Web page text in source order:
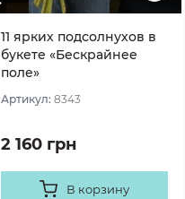
11 ярких подсолнухов в
букете «Бескрайнее
поле»
Артикул: 8343
2 160 грн
В корзину